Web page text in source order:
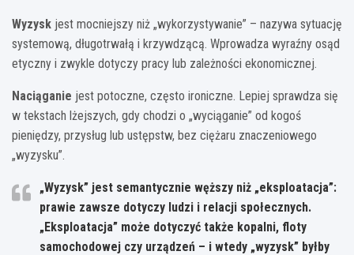
Wyzysk jest mocniejszy niż „wykorzystywanie” – nazywa sytuację
systemową, długotrwałą i krzywdzącą. Wprowadza wyraźny osąd
etyczny i zwykle dotyczy pracy lub zależności ekonomicznej.
Naciąganie jest potoczne, często ironiczne. Lepiej sprawdza się
w tekstach lżejszych, gdy chodzi o „wyciąganie” od kogoś
pieniędzy, przysług lub ustępstw, bez ciężaru znaczeniowego
„wyzysku”.
„Wyzysk” jest semantycznie węższy niż „eksploatacja”:
prawie zawsze dotyczy ludzi i relacji społecznych.
„Eksploatacja” może dotyczyć także kopalni, floty
samochodowej czy urządzeń – i wtedy „wyzysk” byłby